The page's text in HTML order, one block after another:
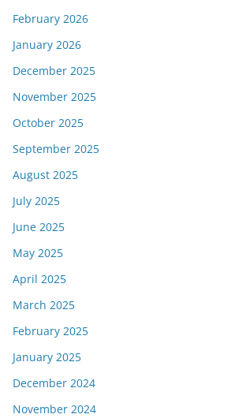
February 2026
January 2026
December 2025
November 2025
October 2025
September 2025
August 2025
July 2025
June 2025
May 2025
April 2025
March 2025
February 2025
January 2025
December 2024
November 2024